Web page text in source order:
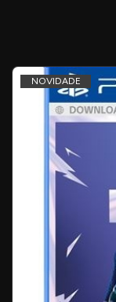
NOVIDADE